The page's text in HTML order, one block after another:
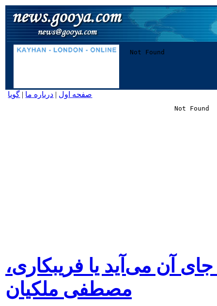
صفحه اول | درباره ما | گویا
آن می‌آید یا فریبکاری،
مصطفی ملکیان